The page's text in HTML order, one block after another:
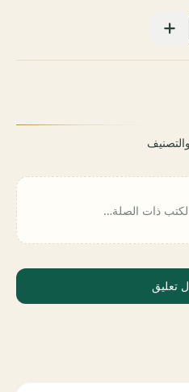
ذات الصلة…
تعليق